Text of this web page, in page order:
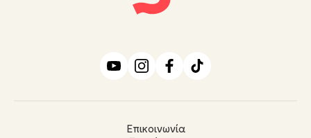
Επικοινωνία